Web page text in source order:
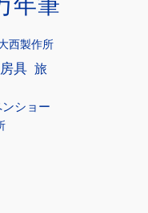
西製作所
具 旅
ショー